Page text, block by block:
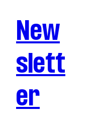
New
slett
er